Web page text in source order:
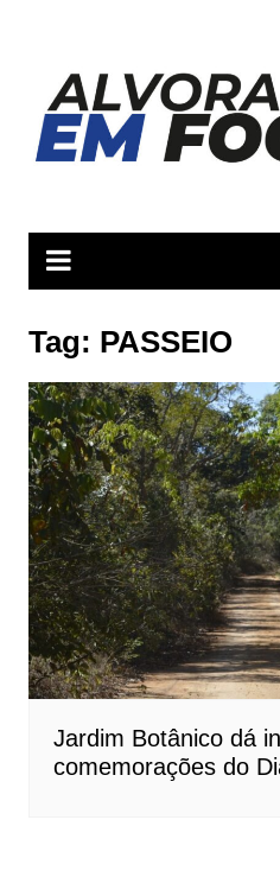
conteúdo
Tag: PASSEIO
Jardim Botânico dá
comemorações do